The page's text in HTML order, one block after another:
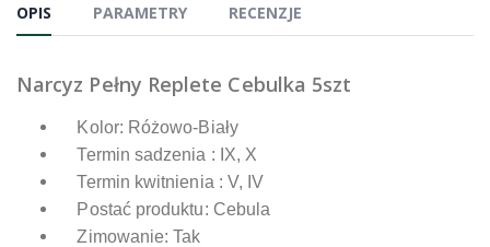
OPIS PARAMETRY RECENZJE
Narcyz Pełny Replete Cebulka 5szt
Kolor: Różowo-Biały
Termin sadzenia : IX, X
Termin kwitnienia : V, IV
Postać produktu: Cebula
Zimowanie: Tak